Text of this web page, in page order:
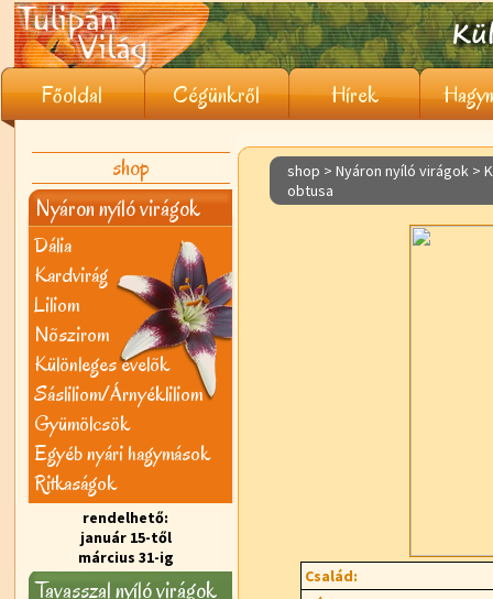
Főoldal Cégünkről Hírek
shop
Nyáron nyíló virágok
Dália
Kardvirág
Liliom
Nõszirom
Különleges évelõk
Sásliliom/Árnyékliliom
Gyümölcsök
Egyéb nyári hagymások
Ritkaságok
rendelhető:
január 15-től
március 31-ig
Tavasszal nyíló virágok
shop > Nyáron nyíló virágok >
obtusa
Család: